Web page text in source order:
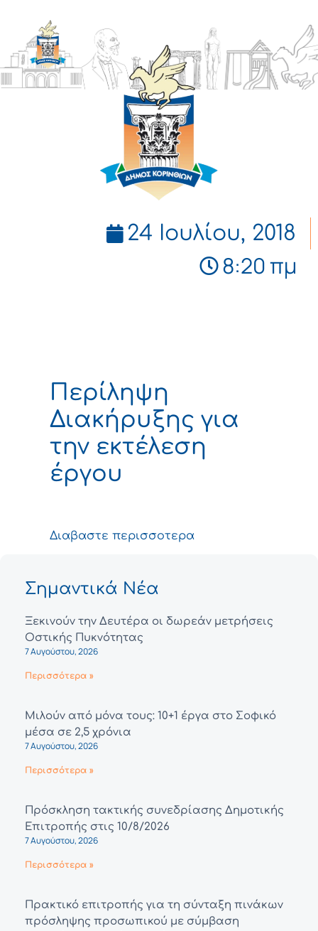
ΔΗΜΟΣ
ΚΟΡΙΝΘΙΩΝ
24 Ιουλίου, 2018
8:20 πμ
Περίληψη
Διακήρυξης για
την εκτέλεση
έργου
Διαβαστε περισσοτερα
Σημαντικά Νέα
Ξεκινούν την Δευτέρα οι δωρεάν μετρήσεις
Οστικής Πυκνότητας
7 Αυγούστου, 2026
Περισσότερα »
Μιλούν από μόνα τους: 10+1 έργα στο Σοφικό
μέσα σε 2,5 χρόνια
7 Αυγούστου, 2026
Περισσότερα »
Πρόσκληση τακτικής συνεδρίασης Δημοτικής
Επιτροπής στις 10/8/2026
7 Αυγούστου, 2026
Περισσότερα »
Πρακτικό επιτροπής για τη σύνταξη πινάκων
πρόσληψης προσωπικού με σύμβαση